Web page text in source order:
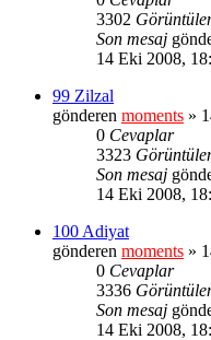
3302
Son mesaj
14 Eki 2008,
99 Zilzal
gönderen moments »
0 Cevaplar
3323
Son mesaj
14 Eki 2008,
100 Adiyat
gönderen moments »
0 Cevaplar
3336
Son mesaj
14 Eki 2008,